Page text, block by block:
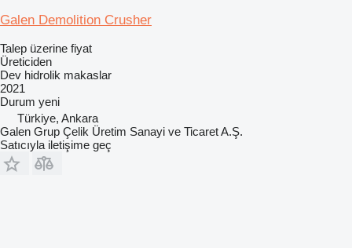
Galen Demolition Crusher
Talep üzerine fiyat
Üreticiden
Dev hidrolik makaslar
2021
Durum yeni
Türkiye, Ankara
Galen Grup Çelik Üretim Sanayi ve Ticaret A.Ş.
Satıcıyla iletişime geç